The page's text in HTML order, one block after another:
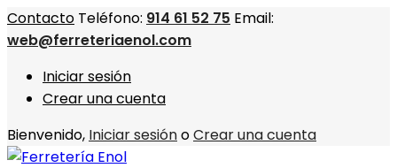
Contacto Teléfono: 914 61 52 75 Email:
web@ferreteriaenol.com
Iniciar sesión
Crear una cuenta
Bienvenido, Iniciar sesiónoCrear una cuenta